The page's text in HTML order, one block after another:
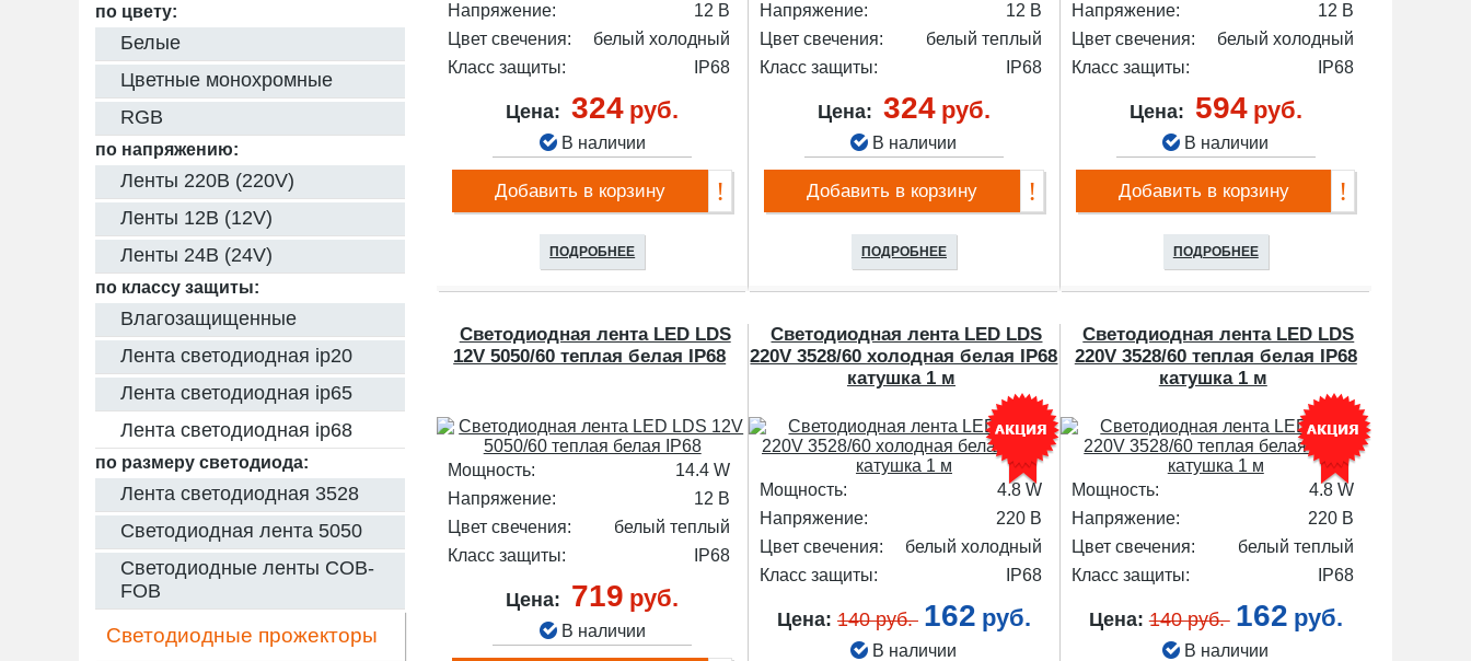
по цвету:
Белые
Цветные монохромные
RGB
по напряжению:
Ленты 220В (220V)
Ленты 12В (12V)
Ленты 24В (24V)
по классу защиты:
Влагозащищенные
Лента светодиодная ip20
Лента светодиодная ip65
Лента светодиодная ip68
по размеру светодиода:
Лента светодиодная 3528
Светодиодная лента 5050
Светодиодные ленты COB-
FOB
Светодиодные прожекторы
Напряжение:
12 В
Цвет свечения:
белый холодный
Класс защиты:
IP68
Цена: 324 руб.
В наличии
Добавить в корзину
ПОДРОБНЕЕ
Напряжение:
12 В
Цвет свечения:
белый теплый
Класс защиты:
IP68
Цена: 324 руб.
В наличии
Добавить в корзину
ПОДРОБНЕЕ
Напряжение:
12 В
Цвет свечения:
белый холодный
Класс защиты:
IP68
Цена: 594 руб.
В наличии
Добавить в корзину
ПОДРОБНЕЕ
Светодиодная лента LED LDS
12V 5050/60 теплая белая IP68
Мощность:
14.4 W
Напряжение:
12 В
Цвет свечения:
белый теплый
Класс защиты:
IP68
Цена: 719 руб.
В наличии
Светодиодная лента LED LDS
220V 3528/60 холодная белая IP68
катушка 1 м
Мощность:
4.8 W
Напряжение:
220 В
Цвет свечения:
белый холодный
Класс защиты:
IP68
Цена: 140 руб. 162 руб.
В наличии
Светодиодная лента LED LDS
220V 3528/60 теплая белая IP68
катушка 1 м
Мощность:
4.8 W
Напряжение:
220 В
Цвет свечения:
белый теплый
Класс защиты:
IP68
Цена:140 руб. 162 руб.
В наличии